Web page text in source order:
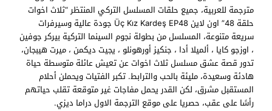
مترجمة للعربية، جميع حلقات المسلسل التركي المنتظر “ثلاث اخوات
حلقة 48” اون لاين Üç Kız Kardeş EP48 جودة عالية وسيرفرات
سريعة متنوعة، المسلسل من بطولة نجوم السينما التركية بيركر جوفين
، اوزجو كايا ، ألميلا أدا ، جنكيز أورهونلو ، يجيت ديكمن ، ميرت هيبجان،
تدور قصة عشق مسلسل ثلاث اخوات عن تعيش عائلة متوسطة حياة
هادئة وسعيدة، مليئة بالحب والترابط. تكبر الفتيات ويحملن أحلام
المستقبل مشرق، لكن القدر يحمل مفاجات غير متوقعة تقلب حياتهم
رأسًا على عقب، حصريا على موقع الترجمة الاول دراما ديزي.